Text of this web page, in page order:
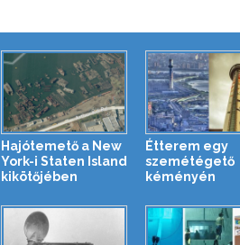
Hajótemető a New
York-i Staten Island
kikötőjében
Étterem egy
szemétégető
kéményén